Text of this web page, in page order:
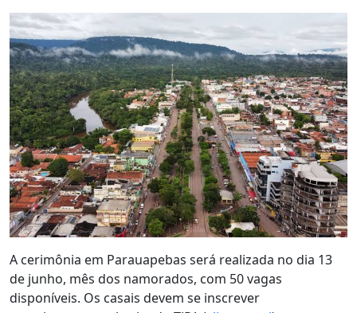
A cerimônia em Parauapebas será realizada no dia 13
de junho, mês dos namorados, com 50 vagas
disponíveis. Os casais devem se inscrever